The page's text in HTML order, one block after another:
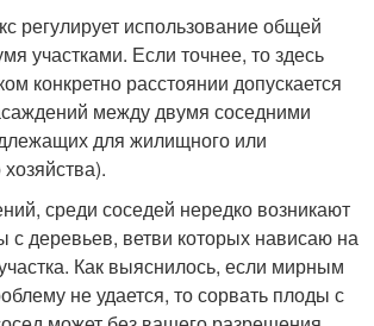
регулирует использование общей
участками. Если точнее, то здесь
конкретно расстоянии допускается
между двумя соседними
для жилищного или
среди соседей нередко возникают
с деревьев, ветви которых нависаю на
Как выяснилось, если мирным
не удается, то сорвать плоды с